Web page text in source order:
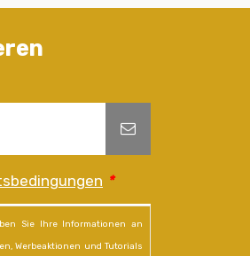
*
Sie Ihre Informationen an
Werbeaktionen und Tutorials